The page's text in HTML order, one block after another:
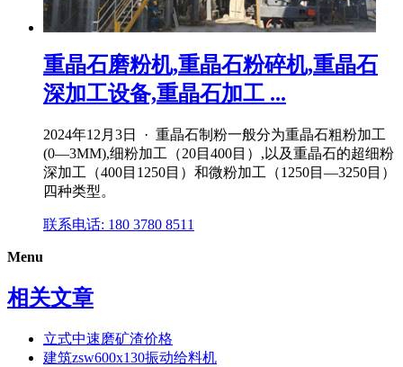
重晶石磨粉机,重晶石粉碎机,重晶石
深加工设备,重晶石加工 ...
2024年12月3日 · 重晶石制粉一般分为重晶石粗粉加工
(0―3MM),细粉加工（20目400目）,以及重晶石的超细粉
深加工（400目1250目）和微粉加工（1250目―3250目）
四种类型。
联系电话: 180 3780 8511
Menu
相关文章
立式中速磨矿渣价格
建筑zsw600x130振动给料机